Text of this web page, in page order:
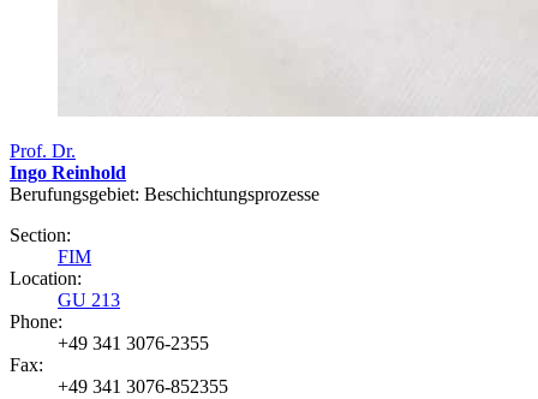
Prof. Dr.
Ingo Reinhold
Berufungsgebiet: Beschichtungsprozesse
Section:
FIM
Location:
GU 213
Phone:
+49 341 3076-2355
Fax:
+49 341 3076-852355